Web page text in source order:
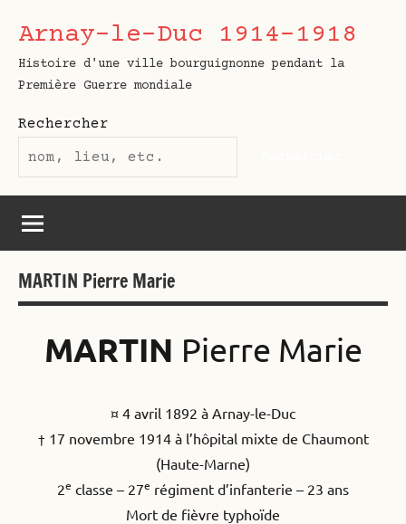
contenu
Arnay-le-Duc 1914-1918
Histoire d'une ville bourguignonne pendant la
Première Guerre mondiale
Rechercher
MARTIN Pierre Marie
MARTIN Pierre Marie
¤ 4 avril 1892 à Arnay-le-Duc
† 17 novembre 1914 à l’hôpital mixte de Chaumont
(Haute-Marne)
2e classe – 27e régiment d’infanterie – 23 ans
Mort de fièvre typhoïde